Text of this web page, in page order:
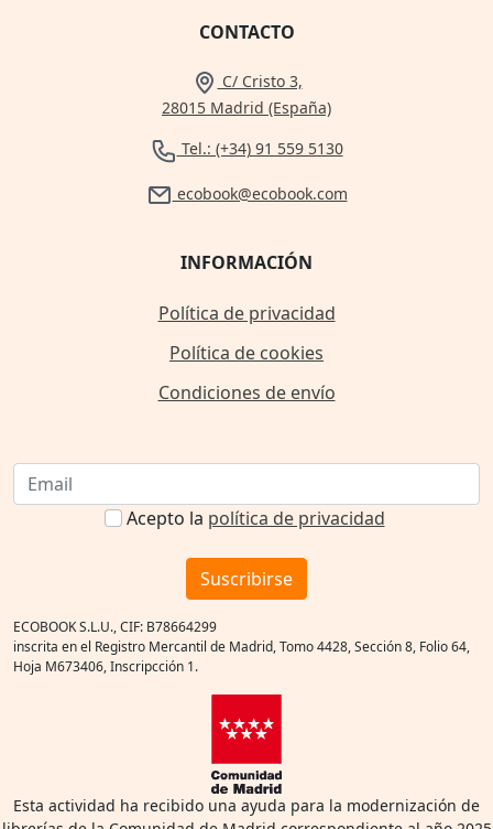
CONTACTO
C/ Cristo 3,
28015 Madrid (España)
Tel.: (+34) 91 559 5130
ecobook@ecobook.com
INFORMACIÓN
Política de privacidad
Política de cookies
Condiciones de envío
Acepto la política de privacidad
Suscribirse
ECOBOOK S.L.U., CIF: B78664299
inscrita en el Registro Mercantil de Madrid, Tomo 4428, Sección 8, Folio 64,
Hoja M673406, Inscripcción 1.
Esta actividad ha recibido una ayuda para la modernización de